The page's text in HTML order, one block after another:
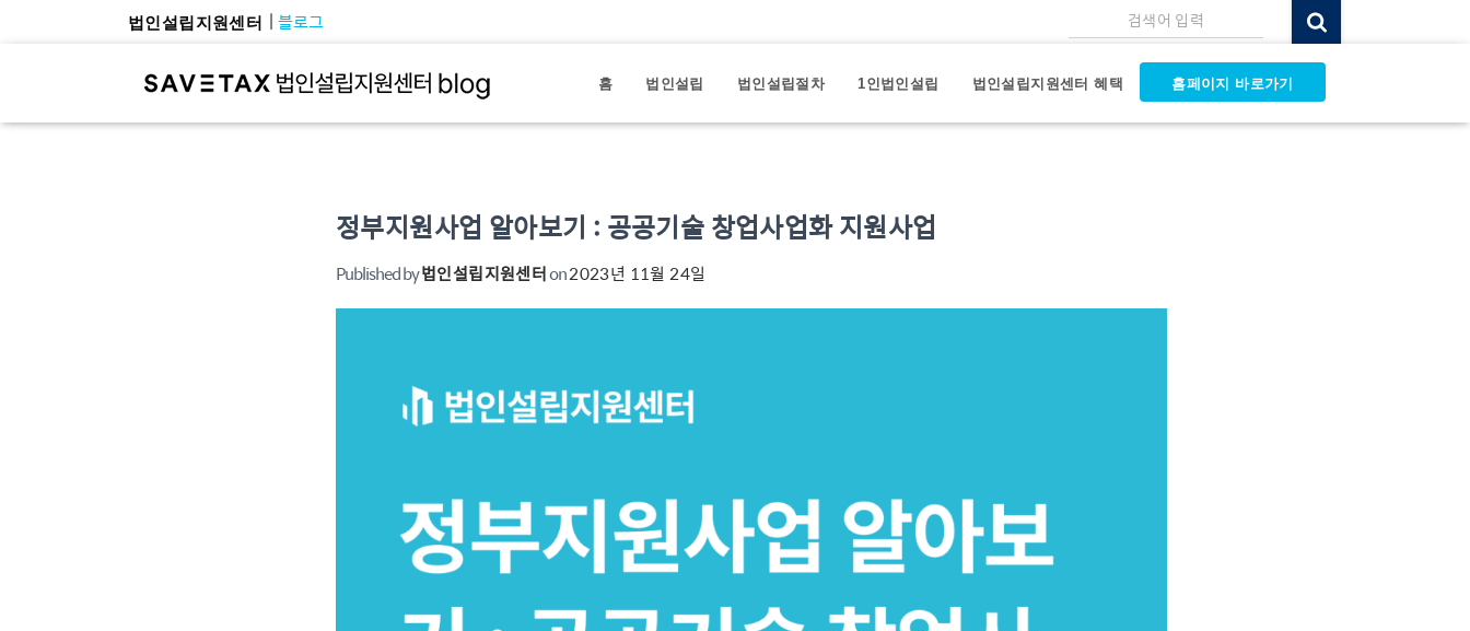
법인설립지원센터 블로그 검색어 입력
홈 법인설립 법인설립절차 1인법인설립 법인설립지원센터 혜택 홈페이지 바로가기
정부지원사업 알아보기 : 공공기술 창업사업화 지원사업
Published by법인설립지원센터on2023년 11월 24일